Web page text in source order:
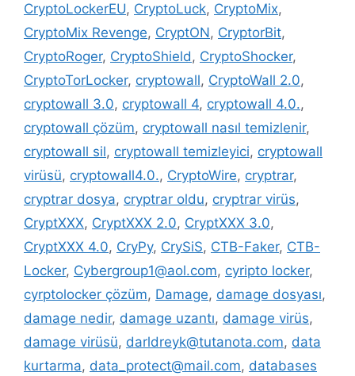
CryptoLockerEU, CryptoLuck, CryptoMix,
CryptoMix Revenge, CryptON, CryptorBit,
CryptoRoger, CryptoShield, CryptoShocker,
CryptoTorLocker, cryptowall, CryptoWall 2.0,
cryptowall 3.0, cryptowall 4, cryptowall 4.0.,
cryptowall çözüm, cryptowall nasıl temizlenir,
cryptowall sil, cryptowall temizleyici, cryptowall
virüsü, cryptowall4.0., CryptoWire, cryptrar,
cryptrar dosya, cryptrar oldu, cryptrar virüs,
CryptXXX, CryptXXX 2.0, CryptXXX 3.0,
CryptXXX 4.0, CryPy, CrySiS, CTB-Faker, CTB-
Locker, Cybergroup1@aol.com, cyripto locker,
cyrptolocker çözüm, Damage, damage dosyası,
damage nedir, damage uzantı, damage virüs,
damage virüsü, darldreyk@tutanota.com, data
kurtarma, data_protect@mail.com, databases